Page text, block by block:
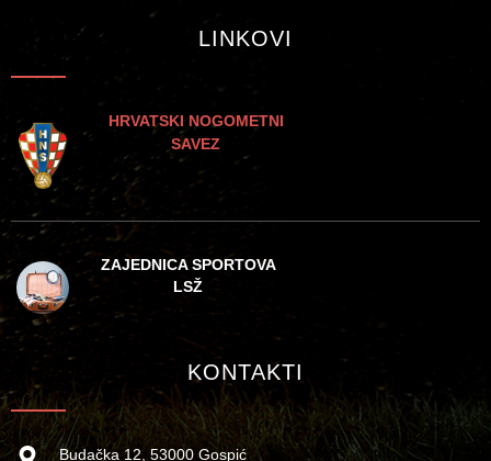
LINKOVI
HRVATSKI NOGOMETNI
SAVEZ
ZAJEDNICA SPORTOVA
LSŽ
KONTAKTI
Budačka 12, 53000 Gospić